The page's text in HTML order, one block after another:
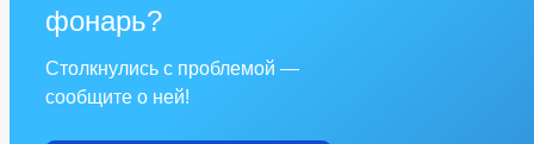
фонарь?
Столкнулись с проблемой —
сообщите о ней!